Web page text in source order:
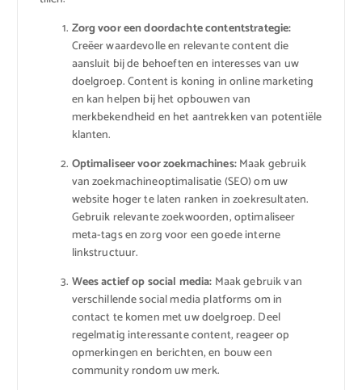
Zorg voor een doordachte contentstrategie:
Creëer waardevolle en relevante content die
aansluit bij de behoeften en interesses van uw
doelgroep. Content is koning in online marketing
en kan helpen bij het opbouwen van
merkbekendheid en het aantrekken van potentiële
klanten.
Optimaliseer voor zoekmachines:Maak gebruik
van zoekmachineoptimalisatie (SEO) om uw
website hoger te laten ranken in zoekresultaten.
Gebruik relevante zoekwoorden, optimaliseer
meta-tags en zorg voor een goede interne
linkstructuur.
Wees actief op social media: Maak gebruik van
verschillende social media platforms om in
contact te komen met uw doelgroep. Deel
regelmatig interessante content, reageer op
opmerkingen en berichten, en bouw een
community rondom uw merk.